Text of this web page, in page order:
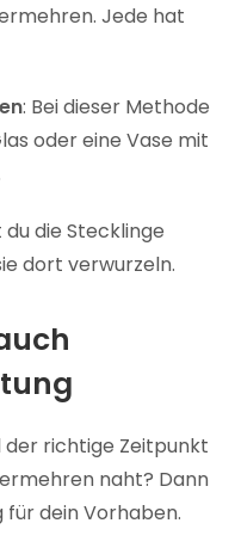
Jede hat
: Bei dieser Methode
oder eine Vase mit
die Stecklinge
dort verwurzeln.
der richtige Zeitpunkt
naht? Dann
für dein Vorhaben.